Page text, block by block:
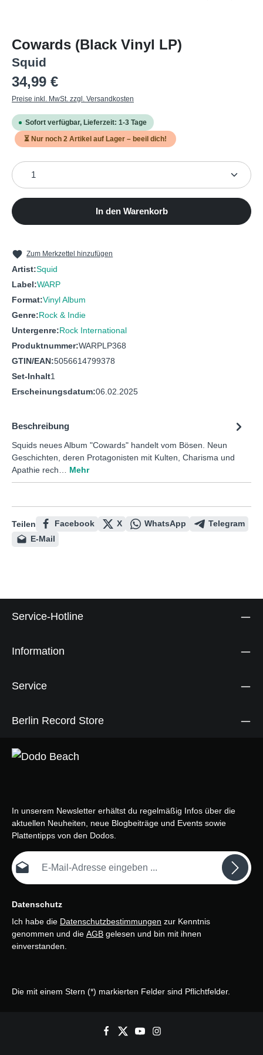
Cowards (Black Vinyl LP)
Squid
Regulärer Preis:
34,99 €
Preise inkl. MwSt. zzgl. Versandkosten
Sofort verfügbar, Lieferzeit: 1-3 Tage
⏳ Nur noch 2 Artikel auf Lager – beeil dich!
Produkt Anzahl: Gib den gewünschten Wert ein
In den Warenkorb
Zum Merkzettel hinzufügen
Artist:Squid
Label:WARP
Format:Vinyl Album
Genre:Rock & Indie
Untergenre:Rock International
Produktnummer:WARPLP368
GTIN/EAN:5056614799378
Set-Inhalt1
Erscheinungsdatum:06.02.2025
Beschreibung
Squids neues Album "Cowards" handelt vom Bösen. Neun
Geschichten, deren Protagonisten mit Kulten, Charisma und
Apathie rech… Mehr
Teilen Facebook X WhatsApp
Telegram
E-Mail
Service-Hotline
Information
Service
Berlin Record Store
In unserem Newsletter erhältst du regelmäßig Infos über die
aktuellen Neuheiten, neue Blogbeiträge und Events sowie
Plattentipps von den Dodos.
E-Mail-Adresse*
Datenschutz
Ich habe die Datenschutzbestimmungen zur Kenntnis
genommen und die AGB gelesen und bin mit ihnen
einverstanden.
Die mit einem Stern (*) markierten Felder sind Pflichtfelder.